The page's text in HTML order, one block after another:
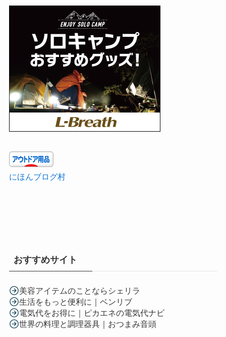
にほんブログ村
おすすめサイト
美容アイテムのことならシェリラ
生活をもっと便利に｜ベンリブ
電気代をお得に｜ピカエネの電気代ナビ
世界の料理と調理器具｜おつまみ音頭